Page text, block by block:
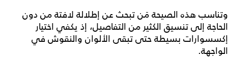
وتناسب هذه الصيحة مَن تبحث عن إطلالة لافتة من دون
الحاجة إلى تنسيق الكثير من التفاصيل، إذ يكفي اختيار
إكسسوارات بسيطة حتى تبقى الألوان والنقوش في
الواجهة.